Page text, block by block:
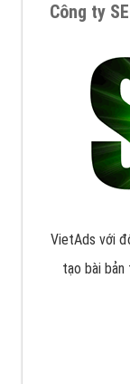
Công ty
VietAds với
tạo bài bản